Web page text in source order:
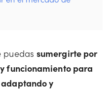
puedas sumergirte por
funcionamiento para
y